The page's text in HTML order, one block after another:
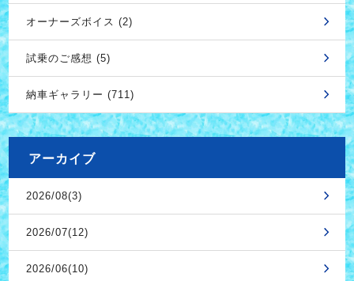
オーナーズボイス (2)
試乗のご感想 (5)
納車ギャラリー (711)
アーカイブ
2026/08(3)
2026/07(12)
2026/06(10)